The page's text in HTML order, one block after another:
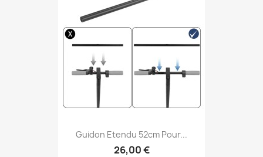
Guidon Etendu 52cm Pour...
26,00 €